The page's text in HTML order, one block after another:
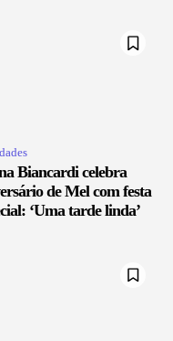
Biancardi celebra
de Mel com festa
‘Uma tarde linda’